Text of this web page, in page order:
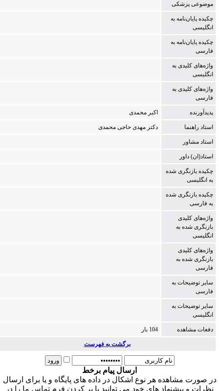
موضوعی پزشکی
چکیده پایان‌نامه به
انگلیسی
چکیده پایان‌نامه به
فارسی
واژه‌های کلیدی به
انگلیسی
واژه‌های کلیدی به
فارسی
پدیدآورنده اک‍ب‍ر م‍ح‍م‍دی‌
استاد راهنما دک‍ت‍ر م‍ه‍دی‌ ح‍اج‍ی‌ م‍ح‍م‍دی‌
استاد مشاور
استاد(ان) داور
چکیده بازنگری شده
به انگلیسی
چکیده بازنگری شده
به فارسی
واژه‌های کلیدی
بازنگری شده به
انگلیسی
واژه‌های کلیدی
بازنگری شده به
فارسی
سایر توضیحات به
فارسی
سایر توضیحات به
انگلیسی
دفعات مشاهده 104 بار
برگشت به فهرست
ارسال پیام برخط
صورت مشاهده هر نوع اشکال در داده های پایگاه و یا برای ارسال
نظرات و پیشنهاد های خود می توانید با پر کردن فرم تماس ما را در